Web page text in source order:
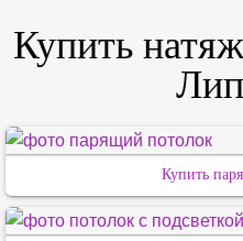
Купить
Купить